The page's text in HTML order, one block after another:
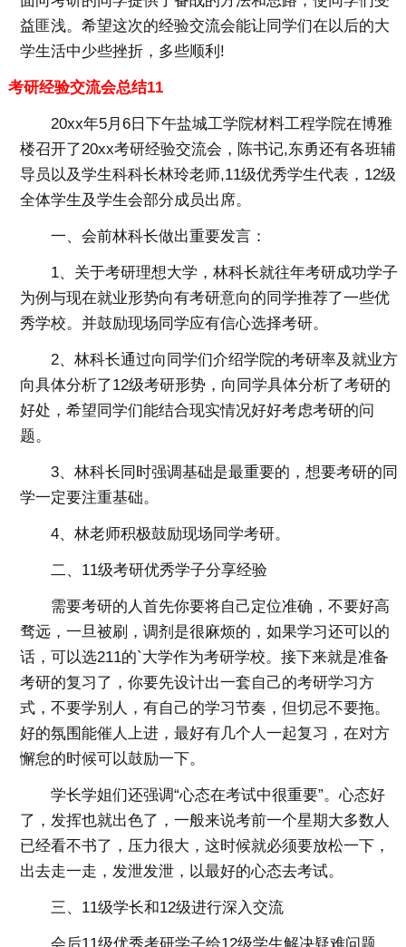
益匪浅。希望这次的经验交流会能让同学们在以后的大
学生活中少些挫折，多些顺利!
考研经验交流会总结11
20xx年5月6日下午盐城工学院材料工程学院在博雅
楼召开了20xx考研经验交流会，陈书记,东勇还有各班辅
导员以及学生科科长林玲老师,11级优秀学生代表，12级
全体学生及学生会部分成员出席。
一、会前林科长做出重要发言：
1、关于考研理想大学，林科长就往年考研成功学子
为例与现在就业形势向有考研意向的同学推荐了一些优
秀学校。并鼓励现场同学应有信心选择考研。
2、林科长通过向同学们介绍学院的考研率及就业方
向具体分析了12级考研形势，向同学具体分析了考研的
好处，希望同学们能结合现实情况好好考虑考研的问
题。
3、林科长同时强调基础是最重要的，想要考研的同
学一定要注重基础。
4、林老师积极鼓励现场同学考研。
二、11级考研优秀学子分享经验
需要考研的人首先你要将自己定位准确，不要好高
骛远，一旦被刷，调剂是很麻烦的，如果学习还可以的
话，可以选211的`大学作为考研学校。接下来就是准备
考研的复习了，你要先设计出一套自己的考研学习方
式，不要学别人，有自己的学习节奏，但切忌不要拖。
好的氛围能催人上进，最好有几个人一起复习，在对方
懈怠的时候可以鼓励一下。
学长学姐们还强调“心态在考试中很重要”。心态好
了，发挥也就出色了，一般来说考前一个星期大多数人
已经看不书了，压力很大，这时候就必须要放松一下，
出去走一走，发泄发泄，以最好的心态去考试。
三、11级学长和12级进行深入交流